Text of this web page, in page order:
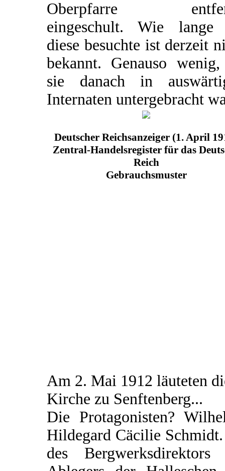
Oberpfarre
eingeschult. Wie lange
diese besuchte ist derzeit
bekannt. Genauso
sie danach in
Internaten untergebracht
Deutscher Reichsanzeiger (1. April
Zentral-Handelsregister für das
Reich
Gebrauchsmuster
Am 2. Mai 1912 läuteten
Kirche zu Senftenberg...
Die Protagonisten?
Hildegard Cäcilie
des